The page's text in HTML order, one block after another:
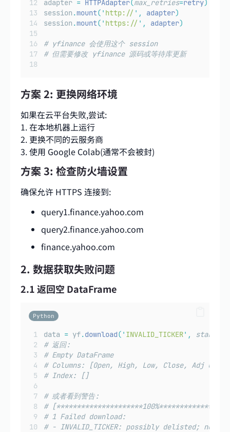
adapter = HTTPAdapter(max_retries=retry)
session .mount( ' http:// ' , adapter)
session .mount( ' https:// ' , adapter)
# yfinance 会使用这个 session
# 但需要修改 yfinance 源码或等待库更新
方案 2: 更换网络环境
如果在云平台失败,尝试:
1. 在本地机器上运行
2. 更换不同的云服务商
3. 使用 Google Colab(通常不会被封)
方案 3: 检查防火墙设置
确保允许 HTTPS 连接到:
query1.finance.yahoo.com
query2.finance.yahoo.com
finance.yahoo.com
2. 数据获取失败问题
2.1 返回空 DataFrame
Python
data = yf.download( ' INVALID_TICKER' , start
# 返回:
# Empty DataFrame
# Columns: [Open, High, Low, Close, Adj
# Index: []
# 或者看到警告:
#
# 1 Failed download:
# - INVALID_TICKER: possibly delisted; no